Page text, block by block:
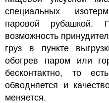
специальных
паровой рубашкой.
возможность
груз в пункте
обогрев паром или
бесконтактно, то
обводняется и
меняется.